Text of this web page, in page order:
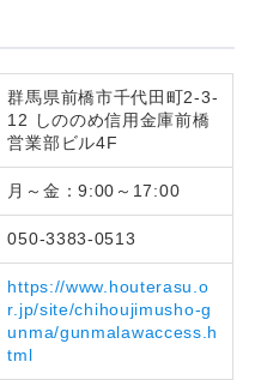
群馬県前橋市千代田町2-3-
12 しののめ信用金庫前橋
営業部ビル4F
月～金：9:00～17:00
050-3383-0513
https://www.houterasu.o
r.jp/site/chihoujimusho-g
unma/gunmalawaccess.h
tml